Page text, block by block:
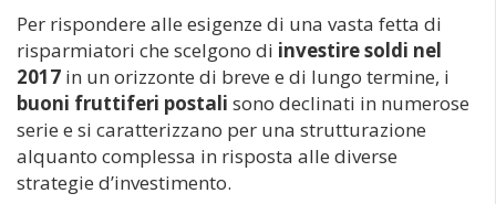
Per rispondere alle esigenze di una vasta fetta di
risparmiatori che scelgono di investire soldi nel
2017 in un orizzonte di breve e di lungo termine, i
buoni fruttiferi postali sono declinati in numerose
serie e si caratterizzano per una strutturazione
alquanto complessa in risposta alle diverse
strategie d’investimento.